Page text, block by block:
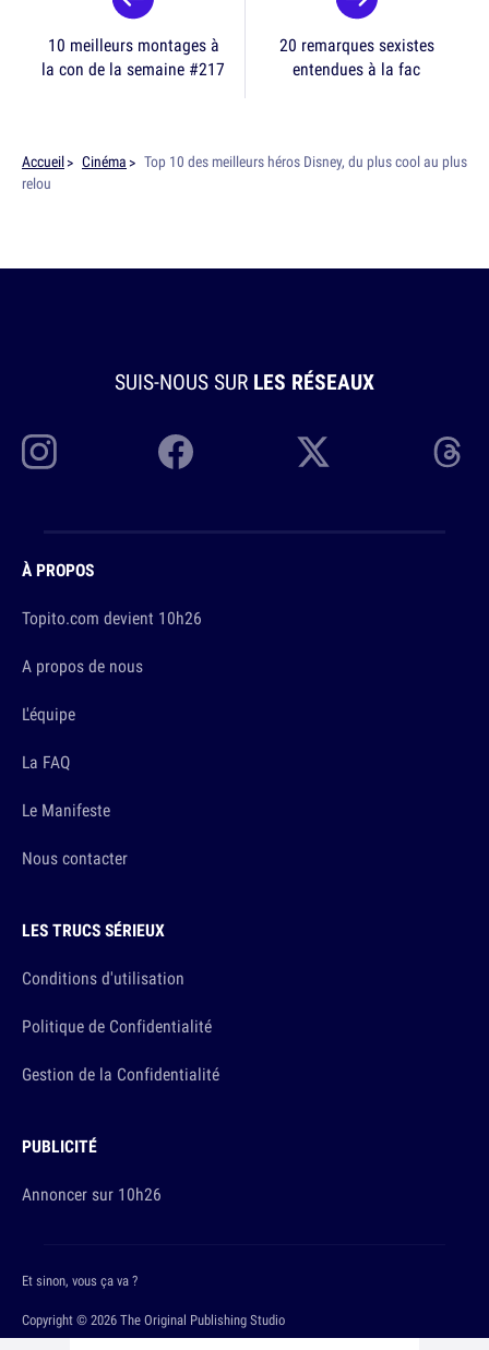
10 meilleurs montages à
la con de la semaine #217
20 remarques sexistes
entendues à la fac
Accueil Cinéma
Top 10 des meilleurs héros Disney, du plus cool au plus
relou
SUIS-NOUS SUR LES RÉSEAUX
À PROPOS
Topito.com devient 10h26
A propos de nous
L'équipe
La FAQ
Le Manifeste
Nous contacter
LES TRUCS SÉRIEUX
Conditions d'utilisation
Politique de Confidentialité
Gestion de la Confidentialité
PUBLICITÉ
Annoncer sur 10h26
Copyright © 2026 The Original Publishing Studio
Et sinon, vous ça va ?